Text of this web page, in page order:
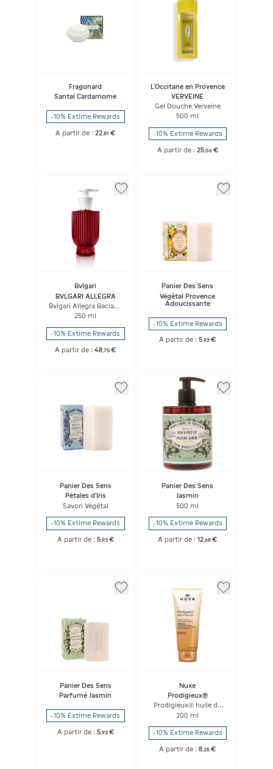
Fragonard
Santal Cardamome
-10% Extime Rewards
A partir de :22 ,81 €
L'Occitane en Provence
VERVEINE
Gel Douche Verveine
500 ml
-10% Extime Rewards
A partir de : 25, 06 €
Bvlgari
BVLGARI ALLEGRA
Bvlgari Allegra Baciami
Liquid Soap
250 ml
-10% Extime Rewards
A partir de :48 ,75 €
Panier Des Sens
Végétal Provence
Adoucissante
-10% Extime Rewards
A partir de :5,93 €
Panier Des Sens
Pétales d'Iris
Savon Végétal
-10% Extime Rewards
A partir de : 5,93 €
Panier Des Sens
Jasmin
500 ml
-10% Extime Rewards
A partir de :12,68 €
Panier Des Sens
Parfumé Jasmin
-10% Extime Rewards
A partir de : 5, 93 €
Nuxe
Prodigieux®
Prodigieux® huile de
douche
200 ml
-10% Extime Rewards
A partir de :8,25 €